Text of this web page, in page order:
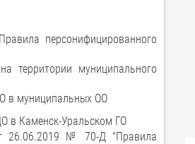
персонифицированного
территории муниципального
в муниципальных ОО
в Каменск-Уральском ГО
26.06.2019 № 70-Д "Правила